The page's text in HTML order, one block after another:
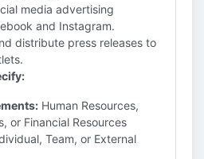
media advertising
and Instagram.
distribute press releases to
Human Resources,
or Financial Resources
Team, or External